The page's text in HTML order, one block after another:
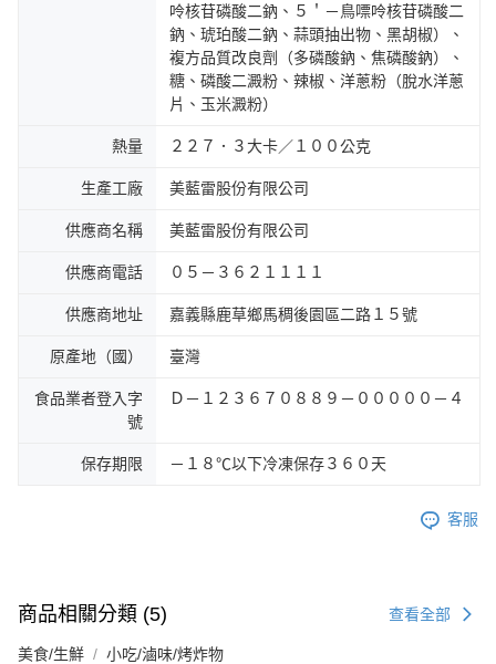
呤核苷磷酸二鈉、５＇－鳥嘌呤核苷磷酸二
鈉、琥珀酸二鈉、蒜頭抽出物、黑胡椒）、
複方品質改良劑（多磷酸鈉、焦磷酸鈉）、
糖、磷酸二澱粉、辣椒、洋蔥粉（脫水洋蔥
片、玉米澱粉）
熱量 ２２７．３大卡／１００公克
生產工廠 美藍雷股份有限公司
供應商名稱 美藍雷股份有限公司
供應商電話 ０５－３６２１１１１
供應商地址 嘉義縣鹿草鄉馬稠後園區二路１５號
原產地（國） 臺灣
食品業者登入字
號
Ｄ－１２３６７０８８９－０００００－４
保存期限 －１８℃以下冷凍保存３６０天
客服
商品相關分類 (5) 查看全部
美食/生鮮 小吃/滷味/烤炸物